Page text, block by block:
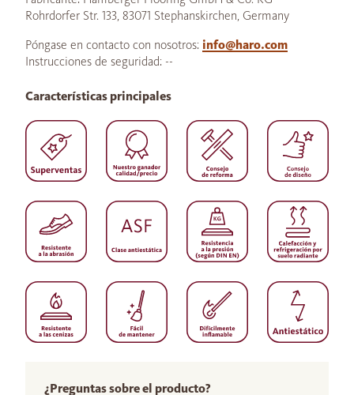
Rohrdorfer Str. 133, 83071 Stephanskirchen, Germany
Póngase en contacto con nosotros: info@haro.com
Instrucciones de seguridad: --
¿Preguntas sobre el producto?
Características principales